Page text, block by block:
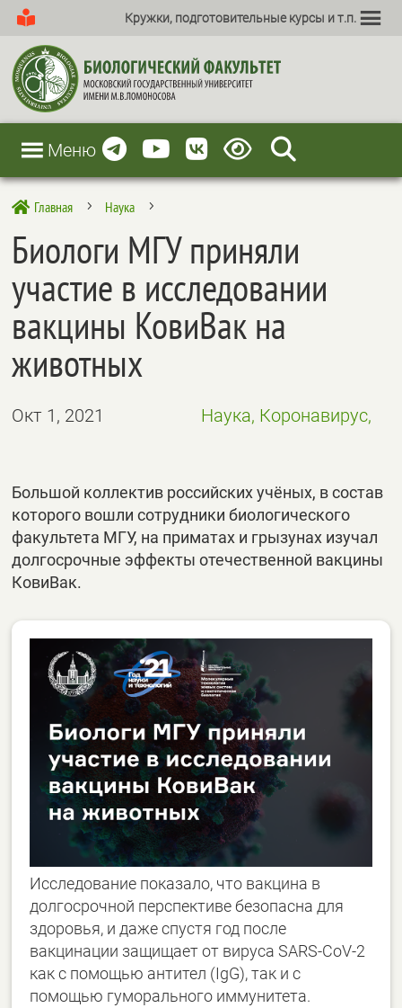
Кружки, подготовительные курсы и т.п.
Меню
 Главная 5 Наука 5
Биологи МГУ приняли
участие в исследовании
вакцины КовиВак на
животных
Окт 1, 2021 Наука, Коронавирус,
Большой коллектив российских учёных, в состав
которого вошли сотрудники биологического
факультета МГУ, на приматах и грызунах изучал
долгосрочные эффекты отечественной вакцины
КовиВак.
Исследование показало, что вакцина в
долгосрочной перспективе безопасна для
здоровья, и даже спустя год после
вакцинации защищает от вируса SARS-CoV-2
как с помощью антител (IgG), так и с
помощью гуморального иммунитета.